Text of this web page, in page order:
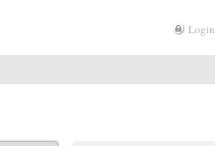
Login